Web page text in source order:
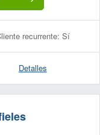
recurrente: Sí
Detalles